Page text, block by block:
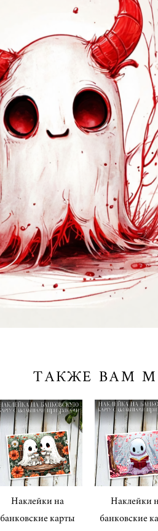
ТАКЖЕ ВАМ
Наклейки на
банковские карты
Наклейки
банковские